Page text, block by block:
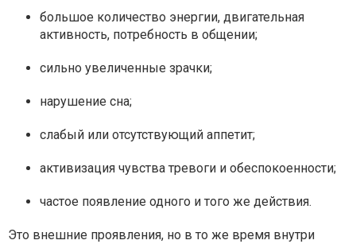
большое количество энергии, двигательная
активность, потребность в общении;
сильно увеличенные зрачки;
нарушение сна;
слабый или отсутствующий аппетит;
активизация чувства тревоги и обеспокоенности;
частое появление одного и того же действия.
Это внешние проявления, но в то же время внутри